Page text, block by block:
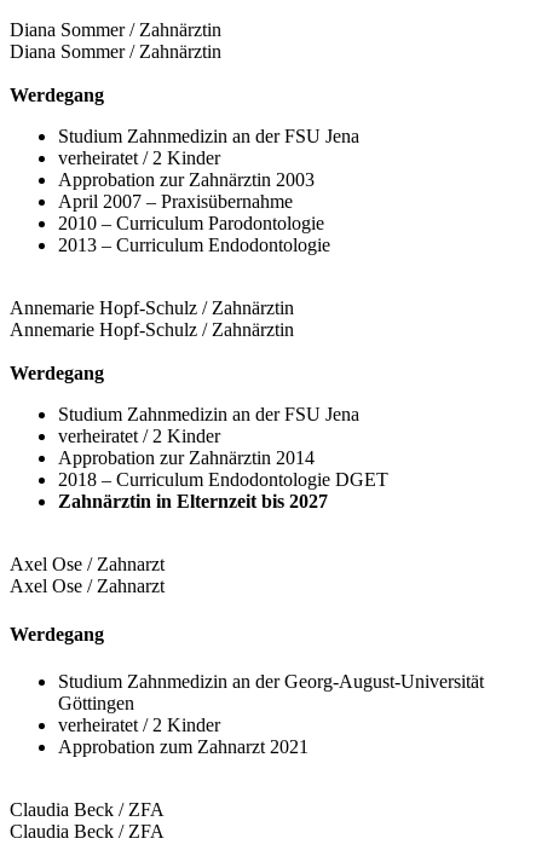
Diana Sommer / Zahnärztin
Diana Sommer / Zahnärztin
Werdegang
Studium Zahnmedizin an der FSU Jena
verheiratet / 2 Kinder
Approbation zur Zahnärztin 2003
April 2007 – Praxisübernahme
2010 – Curriculum Parodontologie
2013 – Curriculum Endodontologie
Annemarie Hopf-Schulz / Zahnärztin
Annemarie Hopf-Schulz / Zahnärztin
Werdegang
Studium Zahnmedizin an der FSU Jena
verheiratet / 2 Kinder
Approbation zur Zahnärztin 2014
2018 – Curriculum Endodontologie DGET
Zahnärztin in Elternzeit bis 2027
Axel Ose / Zahnarzt
Axel Ose / Zahnarzt
Werdegang
Studium Zahnmedizin an der Georg-August-Universität
Göttingen
verheiratet / 2 Kinder
Approbation zum Zahnarzt 2021
Claudia Beck / ZFA
Claudia Beck / ZFA